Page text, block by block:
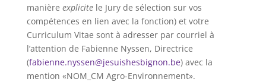
manière explicite le Jury de sélection sur vos
compétences en lien avec la fonction) et votre
Curriculum Vitae sont à adresser par courriel à
l’attention de Fabienne Nyssen, Directrice
(fabienne.nyssen@jesuishesbignon.be) avec la
mention «NOM_CM Agro-Environnement».